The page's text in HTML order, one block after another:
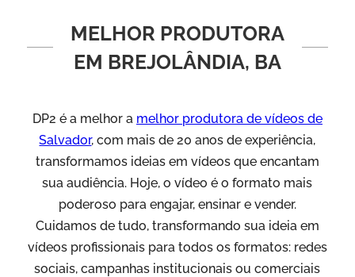
Green Process
Vídeos de Produtos e Serviços
MELHOR PRODUTORA
EM BREJOLÂNDIA, BA
DP2 é a melhor a melhor produtora de vídeos de
Salvador, com mais de 20 anos de experiência,
transformamos ideias em vídeos que encantam
sua audiência. Hoje, o vídeo é o formato mais
poderoso para engajar, ensinar e vender.
Cuidamos de tudo, transformando sua ideia em
vídeos profissionais para todos os formatos: redes
sociais, campanhas institucionais ou comerciais